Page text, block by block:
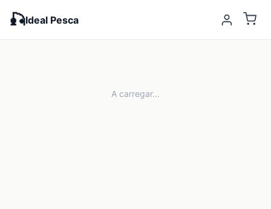
🎣Ideal Pesca
A carregar...